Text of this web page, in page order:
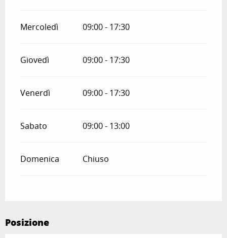
Mercoledì 09:00 - 17:30
Giovedì 09:00 - 17:30
Venerdì 09:00 - 17:30
Sabato 09:00 - 13:00
Domenica Chiuso
Posizione